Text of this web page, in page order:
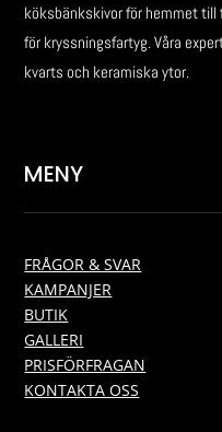
köksbänkskivor för hemmet
för kryssningsfartyg. Våra
kvarts och keramiska ytor.
MENY
FRÅGOR & SVAR
KAMPANJER
BUTIK
GALLERI
PRISFÖRFRAGAN
KONTAKTA OSS